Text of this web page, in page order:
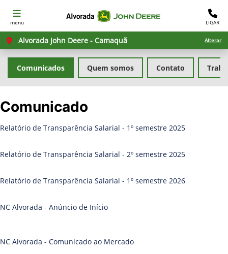
menu LIGAR
Alvorada John Deere - Camaquã Alterar
Quem somos Contato
Comunicados
Comunicado
Relatório de Transparência Salarial - 1º semestre 2025
Relatório de Transparência Salarial - 2º semestre 2025
Relatório de Transparência Salarial - 1º semestre 2026
NC Alvorada - Anúncio de Início
NC Alvorada - Comunicado ao Mercado